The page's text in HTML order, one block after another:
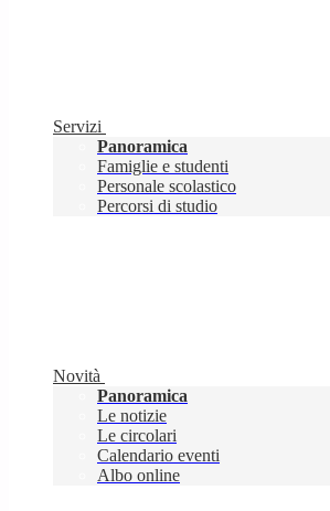
Servizi
Panoramica
Famiglie e studenti
Personale scolastico
Percorsi di studio
Novità
Panoramica
Le notizie
Le circolari
Calendario eventi
Albo online